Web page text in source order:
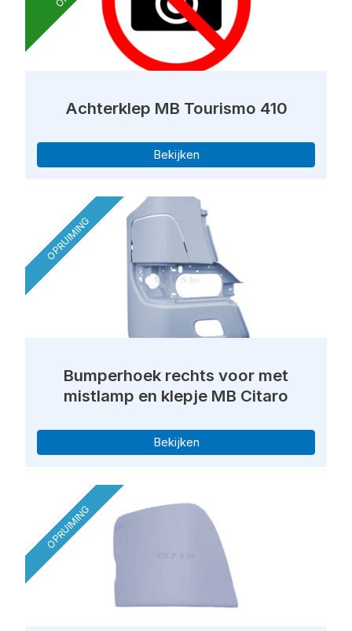
Achterklep MB Tourismo 410
Bekijken
OPRUIMING
Bumperhoek rechts voor met
mistlamp en klepje MB Citaro
Bekijken
OPRUIMING